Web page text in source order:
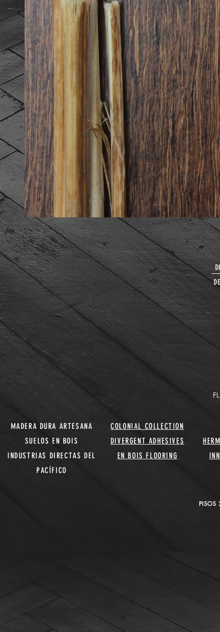
MADERA DURA ARTESANA
SUELOS EN BOIS
INDUSTRIAS DIRECTAS DEL
PACÍFICO
COLONIAL COLLECTION
DIVERGENT ADHESIVES
EN BOIS FLOORING
PISOS